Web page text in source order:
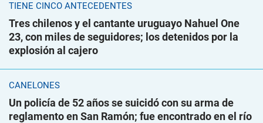
TIENE CINCO ANTECEDENTES
Tres chilenos y el cantante uruguayo Nahuel One
23, con miles de seguidores; los detenidos por la
explosión al cajero
CANELONES
Un policía de 52 años se suicidó con su arma de
reglamento en San Ramón; fue encontrado en el río